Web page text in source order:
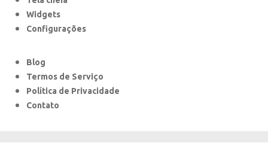
Widgets
Configurações
Blog
Termos de Serviço
Política de Privacidade
Contato